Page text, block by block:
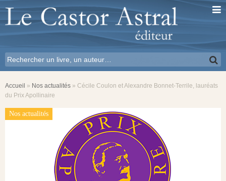
Accueil » Nos actualités » Cécile Coulon et Alexandre Bonnet-Terrile, lauréats
du Prix Apollinaire
Nos actualités